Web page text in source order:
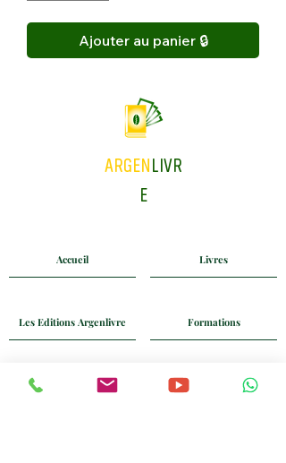
Ajouter au panier 🔒
ARGENLIVR
E
Accueil Livres
Les Editions Argenlivre Formations